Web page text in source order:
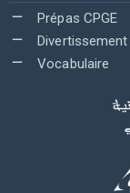
Prépas CPGE
Divertissement
Vocabulaire